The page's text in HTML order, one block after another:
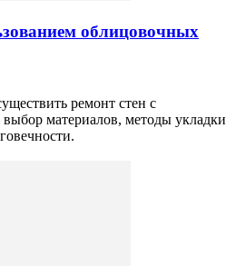
облицовочных
ремонт стен с
материалов, методы укладки